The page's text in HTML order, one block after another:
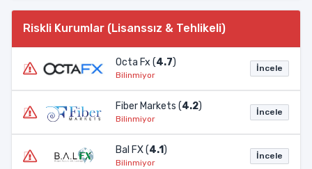
Riskli Kurumlar (Lisanssız & Tehlikeli)
Octa Fx (4.7)
Bilinmiyor
İncele
Fiber Markets (4.2)
Bilinmiyor
İncele
Bal FX (4.1)
Bilinmiyor
İncele